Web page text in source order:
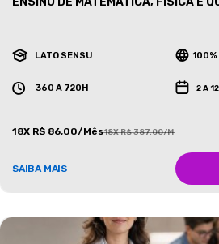
LATO SENSU 100%
360 A 720H 2 A
18X R$ 86,00/Mês18X R$ 387,00/Mês
SAIBA MAIS